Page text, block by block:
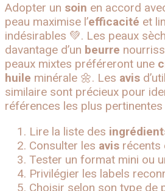
Adopter un soin en accord
peau maximise l’efficacité et
indésirables 💚. Les peaux
davantage d’un beurre
peaux mixtes préféreront une
huile minérale 🌼. Les avis
similaire sont précieux pour
références les plus pertinentes
Lire la liste des
Consulter les avis récents
Tester un format mini ou
Privilégier les labels
Choisir selon son type de